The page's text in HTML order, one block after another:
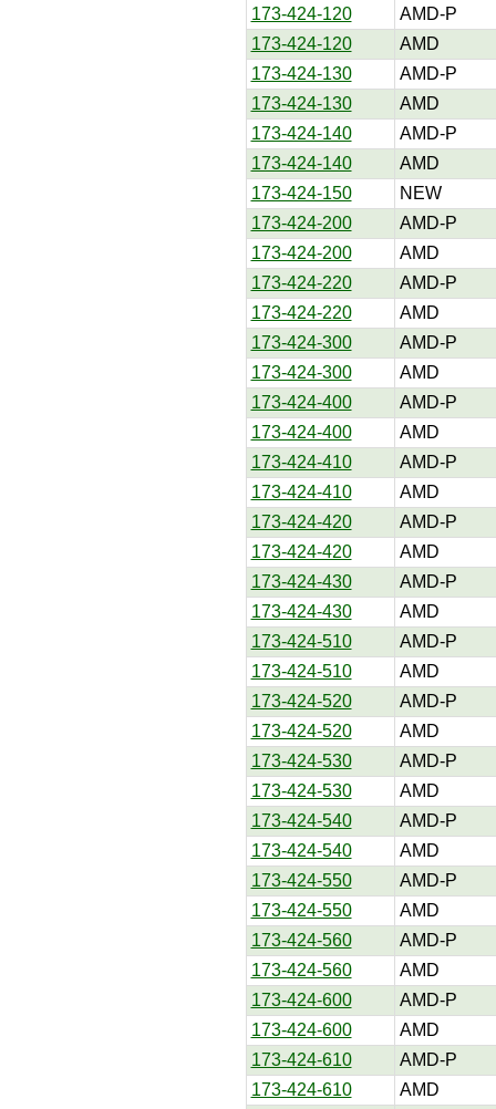
173-424-120
AMD-P
173-424-120
AMD
173-424-130
AMD-P
173-424-130
AMD
173-424-140
AMD-P
173-424-140
AMD
173-424-150
NEW
173-424-200
AMD-P
173-424-200
AMD
173-424-220
AMD-P
173-424-220
AMD
173-424-300
AMD-P
173-424-300
AMD
173-424-400
AMD-P
173-424-400
AMD
173-424-410
AMD-P
173-424-410
AMD
173-424-420
AMD-P
173-424-420
AMD
173-424-430
AMD-P
173-424-430
AMD
173-424-510
AMD-P
173-424-510
AMD
173-424-520
AMD-P
173-424-520
AMD
173-424-530
AMD-P
173-424-530
AMD
173-424-540
AMD-P
173-424-540
AMD
173-424-550
AMD-P
173-424-550
AMD
173-424-560
AMD-P
173-424-560
AMD
173-424-600
AMD-P
173-424-600
AMD
173-424-610
AMD-P
173-424-610
AMD